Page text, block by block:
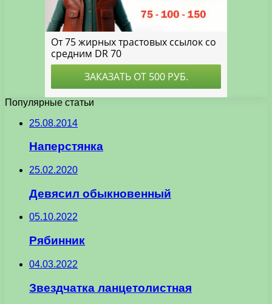
Популярные статьи
25.08.2014
Наперстянка
25.02.2020
Девясил обыкновенный
05.10.2022
Рябинник
04.03.2022
Звездчатка ланцетолистная